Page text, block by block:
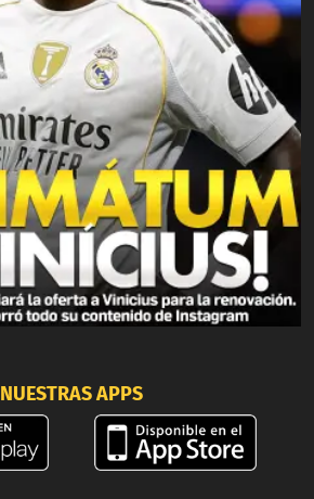
NUESTRAS APPS